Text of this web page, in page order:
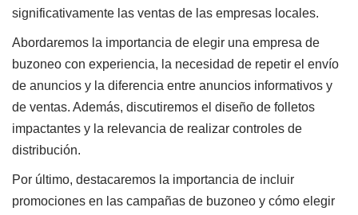
significativamente las ventas de las empresas locales.
Abordaremos la importancia de elegir una empresa de
buzoneo con experiencia, la necesidad de repetir el envío
de anuncios y la diferencia entre anuncios informativos y
de ventas. Además, discutiremos el diseño de folletos
impactantes y la relevancia de realizar controles de
distribución.
Por último, destacaremos la importancia de incluir
promociones en las campañas de buzoneo y cómo elegir